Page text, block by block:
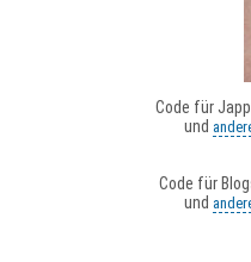
Code für
und
Code für
und